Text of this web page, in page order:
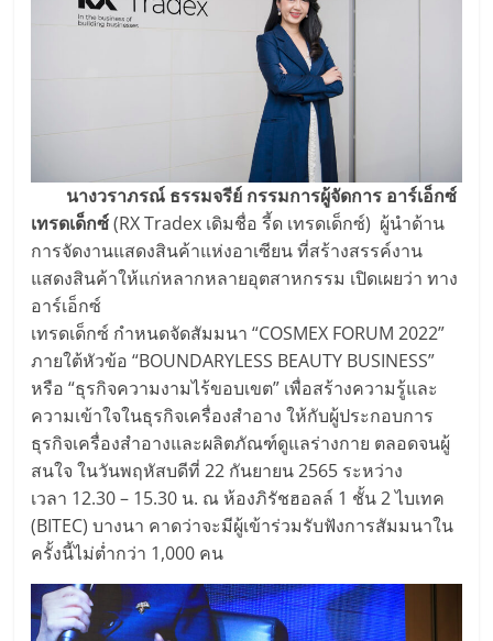
นางวราภรณ์ ธรรมจรีย์ กรรมการผู้จัดการ อาร์เอ็กซ์
เทรดเด็กซ์(RX Tradex เดิมชื่อ รี้ด เทรดเด็กซ์) ผู้นำด้าน
การจัดงานแสดงสินค้าแห่งอาเซียน ที่สร้างสรรค์งาน
แสดงสินค้าให้แก่หลากหลายอุตสาหกรรม เปิดเผยว่า ทาง
อาร์เอ็กซ์
เทรดเด็กซ์ กำหนดจัดสัมมนา “COSMEX FORUM 2022”
ภายใต้หัวข้อ “BOUNDARYLESS BEAUTY BUSINESS”
หรือ “ธุรกิจความงามไร้ขอบเขต” เพื่อสร้างความรู้และ
ความเข้าใจในธุรกิจเครื่องสำอาง ให้กับผู้ประกอบการ
ธุรกิจเครื่องสำอางและผลิตภัณฑ์ดูแลร่างกาย ตลอดจนผู้
สนใจ ในวันพฤหัสบดีที่ 22 กันยายน 2565 ระหว่าง
เวลา 12.30 – 15.30 น. ณ ห้องภิรัชฮอลล์ 1 ชั้น 2 ไบเทค
(BITEC) บางนา คาดว่าจะมีผู้เข้าร่วมรับฟังการสัมมนาใน
ครั้งนี้ไม่ต่ำกว่า 1,000 คน